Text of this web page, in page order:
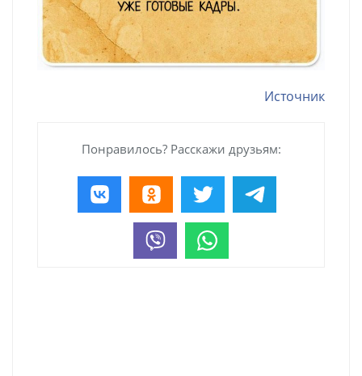
Источник
Понравилось? Расскажи друзьям: